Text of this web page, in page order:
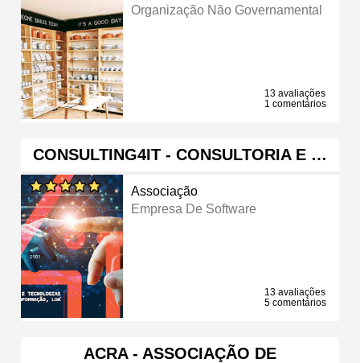
Organização Não Governamental
13 avaliações
1 comentários
CONSULTING4IT - CONSULTORIA E …
Associação
Empresa De Software
13 avaliações
5 comentários
ACRA - ASSOCIAÇÃO DE